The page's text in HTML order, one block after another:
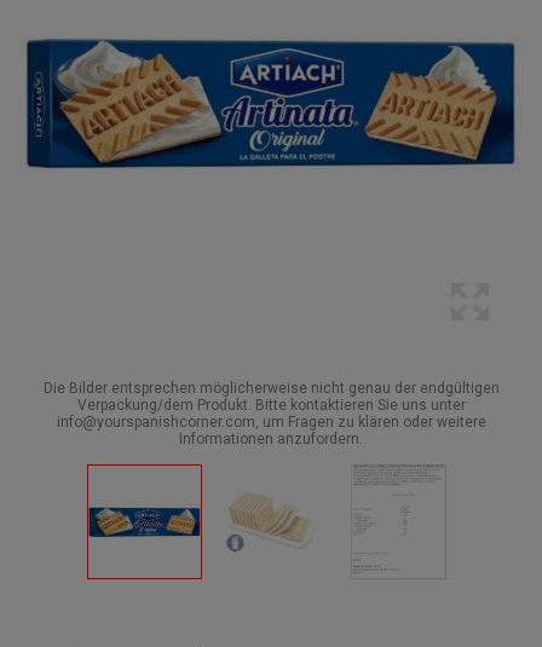
Die Bilder entsprechen möglicherweise nicht genau der endgültigen
Verpackung/dem Produkt. Bitte kontaktieren Sie uns unter
info@yourspanishcorner.com, um Fragen zu klären oder weitere
Informationen anzufordern.